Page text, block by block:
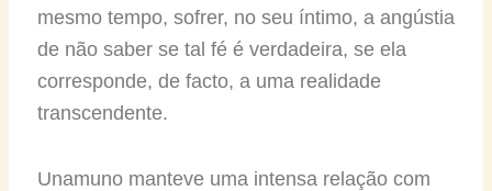
mesmo tempo, sofrer, no seu íntimo, a angústia
de não saber se tal fé é verdadeira, se ela
corresponde, de facto, a uma realidade
transcendente.
Unamuno manteve uma intensa relação com